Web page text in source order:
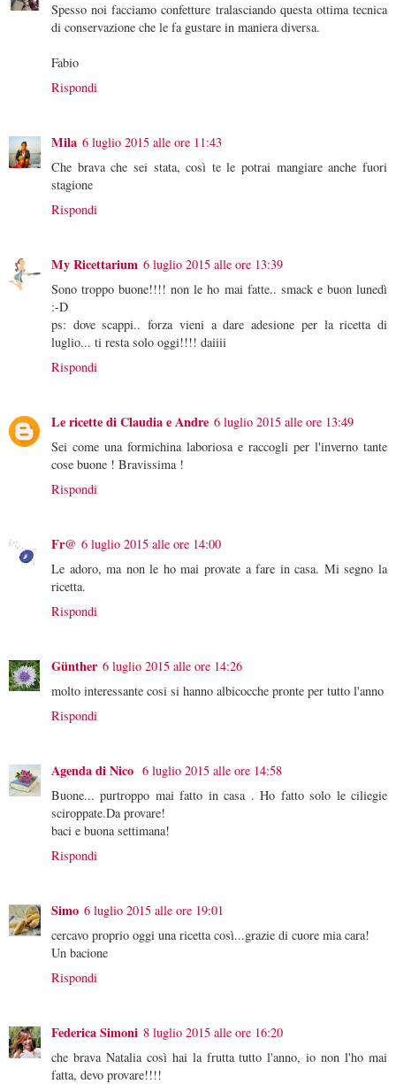
Spesso noi facciamo confetture tralasciando questa ottima tecnica
di conservazione che le fa gustare in maniera diversa.
Fabio
Rispondi
Mila 6 luglio 2015 alle ore 11:43
Che brava che sei stata, così te le potrai mangiare anche fuori
stagione
Rispondi
My Ricettarium 6 luglio 2015 alle ore 13:39
Sono troppo buone!!!! non le ho mai fatte.. smack e buon lunedì
:-D
ps: dove scappi.. forza vieni a dare adesione per la ricetta di
luglio... ti resta solo oggi!!!! daiiii
Rispondi
Le ricette di Claudia e Andre 6 luglio 2015 alle ore 13:49
Sei come una formichina laboriosa e raccogli per l'inverno tante
cose buone ! Bravissima !
Rispondi
Fr@ 6 luglio 2015 alle ore 14:00
Le adoro, ma non le ho mai provate a fare in casa. Mi segno la
ricetta.
Rispondi
Günther 6 luglio 2015 alle ore 14:26
molto interessante cosi si hanno albicocche pronte per tutto l'anno
Rispondi
Agenda di Nico 6 luglio 2015 alle ore 14:58
Buone... purtroppo mai fatto in casa . Ho fatto solo le ciliegie
sciroppate.Da provare!
baci e buona settimana!
Rispondi
Simo 6 luglio 2015 alle ore 19:01
cercavo proprio oggi una ricetta così...grazie di cuore mia cara!
Un bacione
Rispondi
Federica Simoni 8 luglio 2015 alle ore 16:20
che brava Natalia così hai la frutta tutto l'anno, io non l'ho mai
fatta, devo provare!!!!